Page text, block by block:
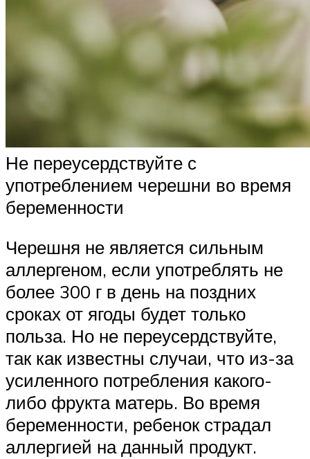
Не переусердствуйте с
употреблением черешни во время
беременности
Черешня не является сильным
аллергеном, если употреблять не
более 300 г в день на поздних
сроках от ягоды будет только
польза. Но не переусердствуйте,
так как известны случаи, что из-за
усиленного потребления какого-
либо фрукта матерь. Во время
беременности, ребенок страдал
аллергией на данный продукт.